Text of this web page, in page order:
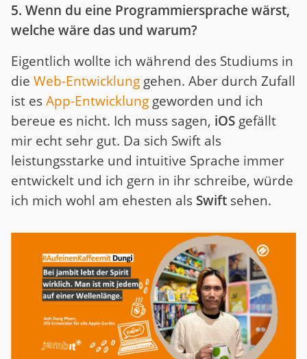
5. Wenn du eine Programmiersprache wärst,
welche wäre das und warum?
Eigentlich wollte ich während des Studiums in
die Web-Entwicklung gehen. Aber durch Zufall
ist esApp-Entwicklung geworden und ich
bereue es nicht. Ich muss sagen, iOS gefällt
mir echt sehr gut. Da sich Swift als
leistungsstarke und intuitive Sprache immer
entwickelt und ich gern in ihr schreibe, würde
ich mich wohl am ehesten als Swift sehen.